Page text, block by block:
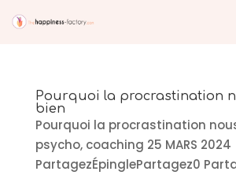
Pourquoi la procrastination
bien
Pourquoi la procrastination
psycho, coaching 25 MARS 2024
PartagezÉpinglePartagez0